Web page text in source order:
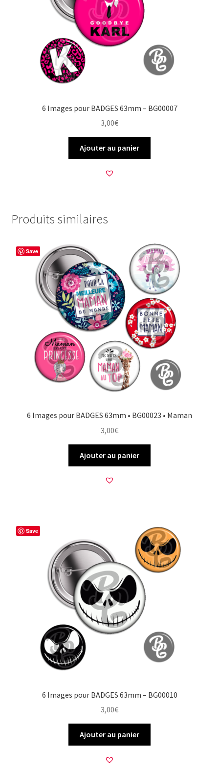
6 Images pour BADGES 63mm – BG00007
3,00€
Ajouter au panier
Produits similaires
Save
6 Images pour BADGES 63mm • BG00023 • Maman
3,00€
Ajouter au panier
Save
6 Images pour BADGES 63mm – BG00010
3,00€
Ajouter au panier